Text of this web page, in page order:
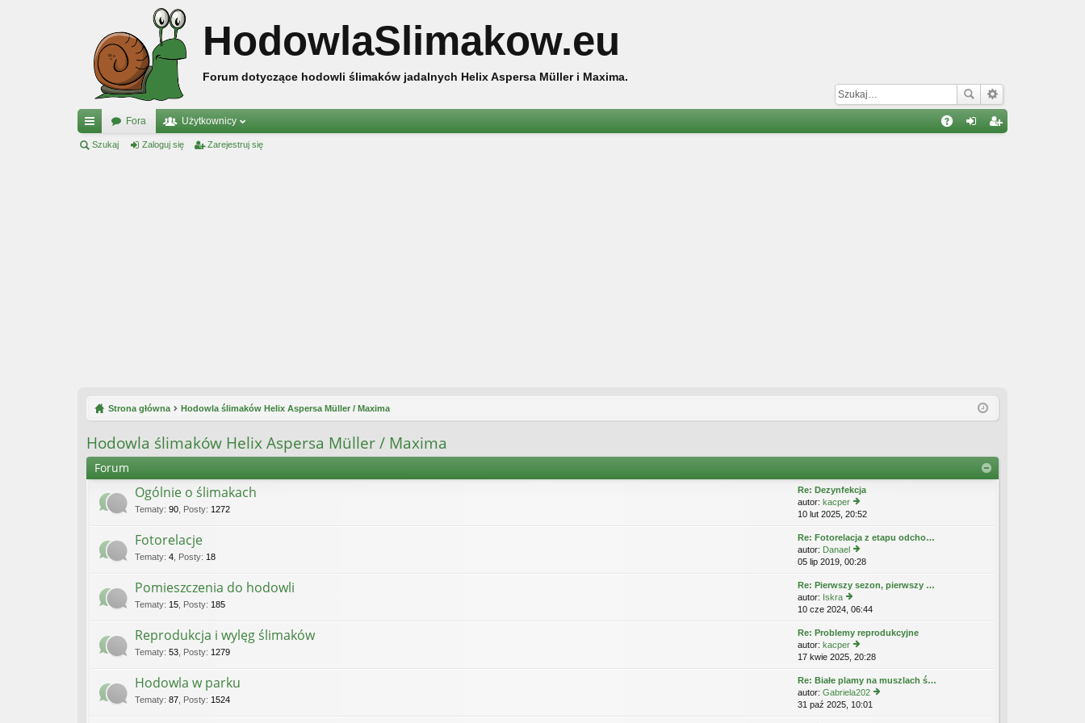
HodowlaSlimakow.eu
Forum dotyczące hodowli ślimaków jadalnych Helix Aspersa Müller i Maxima.
ię
Fora Użytkownicy
Szukaj Zaloguj się Zarejestruj się
Strona główna Hodowla ślimaków Helix Aspersa Müller / Maxima
Hodowla ślimaków Helix Aspersa Müller / Maxima
Forum
Ogólnie o ślimakach
Tematy: 90 Posty: 1272
Re: Dezynfekcja
autor: kacper
y
ś
wi
etl
n
aj
n
w
s
z
y
p
o
st
10 lut 2025, 20:52
Fotorelacje
Tematy: 4 Posty: 18
Re: Fotorelacja z etapu odcho…
autor: Danael
y
ś
wi
n
aj
n
o
w
s
z
y
p
o
05 lip 2019, 00:28
Pomieszczenia do hodowli
Tematy: 15 Posty: 185
Re: Pierwszy sezon, pierwszy …
autor: Iskra
y
ś
wi
etl
n
aj
n
o
w
s
10 cze 2024, 06:44
Reprodukcja i wylęg ślimaków
Tematy: 53 Posty: 1279
Re: Problemy reprodukcyjne
autor: kacper
y
ś
wi
etl
n
aj
17 kwie 2025, 20:28
Hodowla w parku
Tematy: 87 Posty: 1524
Re: Białe plamy na muszlach ś…
autor: Gabriela202
ś
31 paź 2025, 10:01